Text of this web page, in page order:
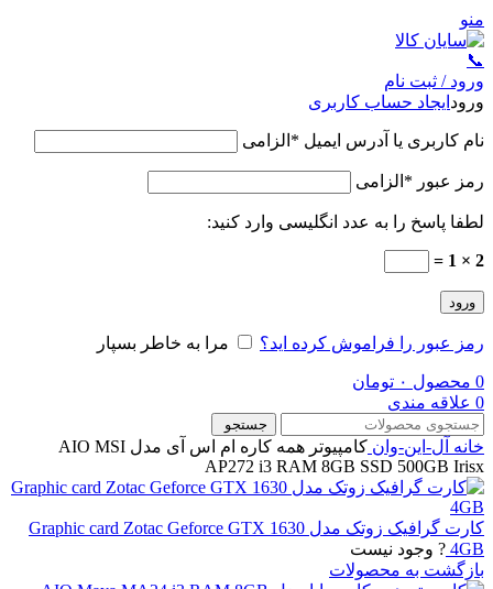
منو
📞
ورود / ثبت نام
ورود ایجاد حساب کاربری
نام کاربری یا آدرس ایمیل * الزامی
رمز عبور * الزامی
لطفا پاسخ را به عدد انگلیسی وارد کنید:
2 × 1 =
ورود
رمز عبور را فراموش کرده اید؟ مرا به خاطر بسپار
0 محصول ۰ تومان
0 علاقه مندی
جستجو
خانه آل-این-وان
کامپیوتر همه کاره ام اس آی مدل AIO MSI
AP272 i3 RAM 8GB SSD 500GB Irisx
کارت گرافیک زوتک مدل Graphic card Zotac Geforce GTX 1630
4GB ? وجود نیست
بازگشت به محصولات